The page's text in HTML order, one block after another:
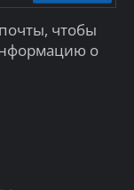
чтобы
о